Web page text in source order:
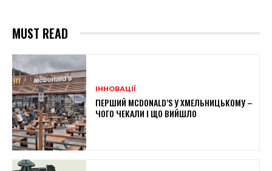
MUST READ
ІННОВАЦІЇ
ПЕРШИЙ MCDONALD’S У ХМЕЛЬНИЦЬКОМУ –
ЧОГО ЧЕКАЛИ І ЩО ВИЙШЛО